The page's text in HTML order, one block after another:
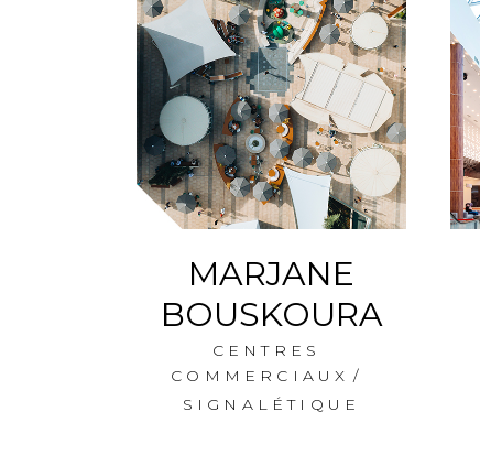
MARJANE
BOUSKOURA
CENTRES
COMMERCIAUX
SIGNALÉTIQUE